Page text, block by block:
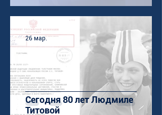
Сегодня 80 лет Людмиле
Титовой
26 мар.